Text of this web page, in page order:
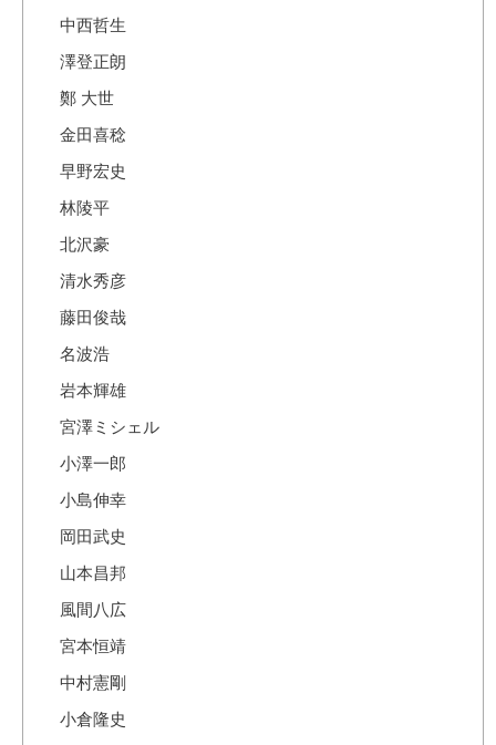
中西哲生
澤登正朗
鄭 大世
金田喜稔
早野宏史
林陵平
北沢豪
清水秀彦
藤田俊哉
名波浩
岩本輝雄
宮澤ミシェル
小澤一郎
小島伸幸
岡田武史
山本昌邦
風間八広
宮本恒靖
中村憲剛
小倉隆史